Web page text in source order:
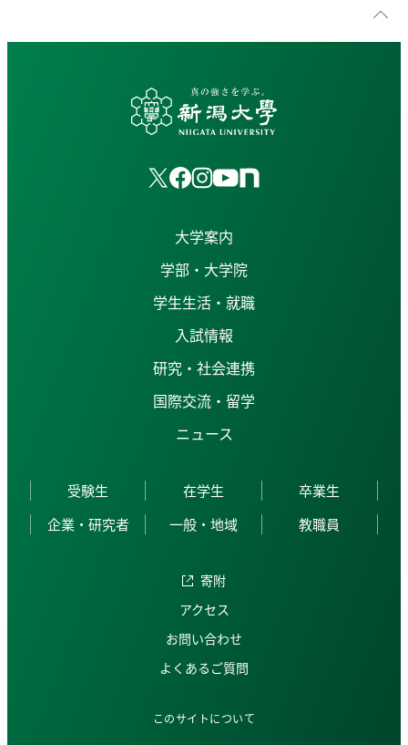
大学案内
学部・大学院
学生生活・就職
入試情報
研究・社会連携
国際交流・留学
ニュース
受験生 在学生
卒業生
企業・研究者
一般・地域 教職員
寄附
アクセス
お問い合わせ
よくあるご質問
このサイトについて